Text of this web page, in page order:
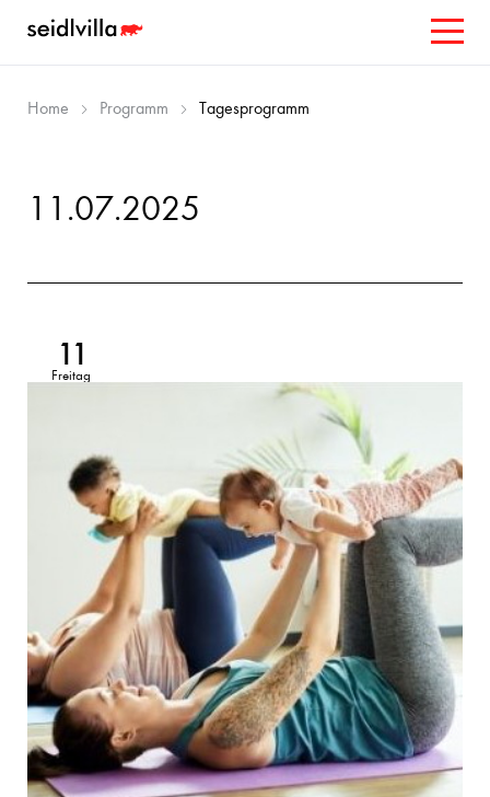
Home Programm Tagesprogramm
11.07.2025
11
Freitag